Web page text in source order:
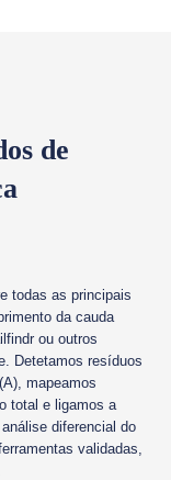
de
todas as principais
da cauda
ou outros
Detetamos resíduos
mapeamos
total e ligamos a
diferencial do
validadas,